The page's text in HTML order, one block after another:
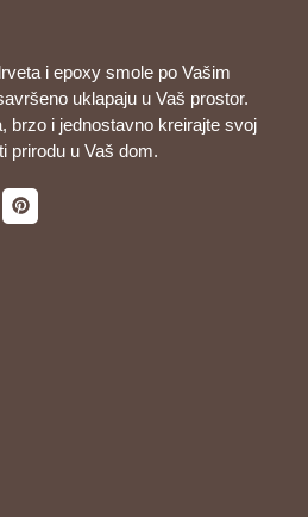
i epoxy smole po Vašim
uklapaju u Vaš prostor.
brzo i jednostavno kreirajte svoj
prirodu u Vaš dom.